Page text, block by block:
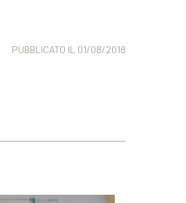
PUBBLICATO IL 01/08/2018